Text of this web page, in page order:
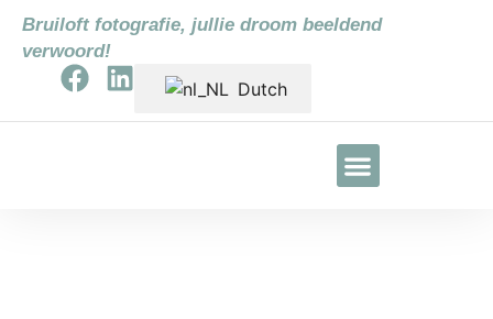
Bruiloft fotografie, jullie droom beeldend
verwoord!
Dutch